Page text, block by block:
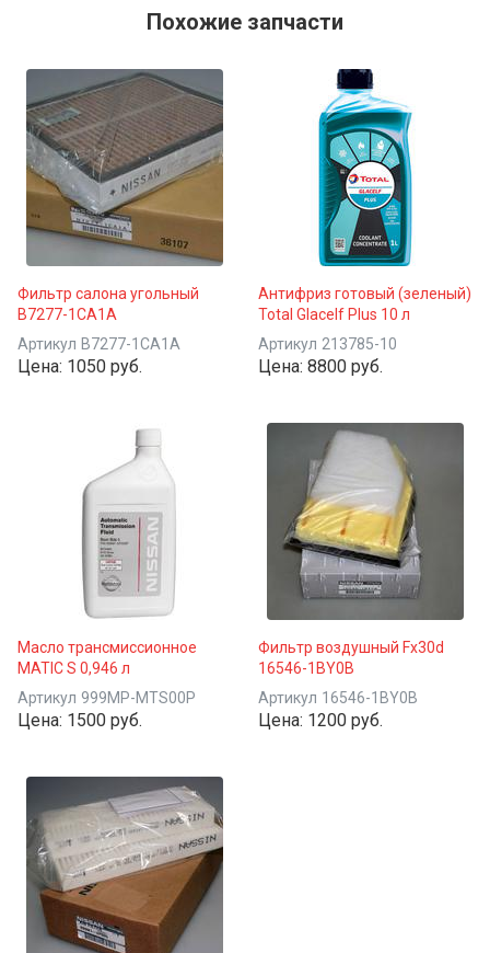
Похожие запчасти
Фильтр салона угольный
B7277-1CA1A
Артикул B7277-1CA1A
Цена: 1050 руб.
Антифриз готовый (зеленый)
Total Glacelf Plus 10 л
Артикул 213785-10
Цена: 8800 руб.
Масло трансмиссионное
MATIC S 0,946 л
Артикул 999MP-MTS00P
Цена: 1500 руб.
Фильтр воздушный Fx30d
16546-1BY0B
Артикул 16546-1BY0B
Цена: 1200 руб.